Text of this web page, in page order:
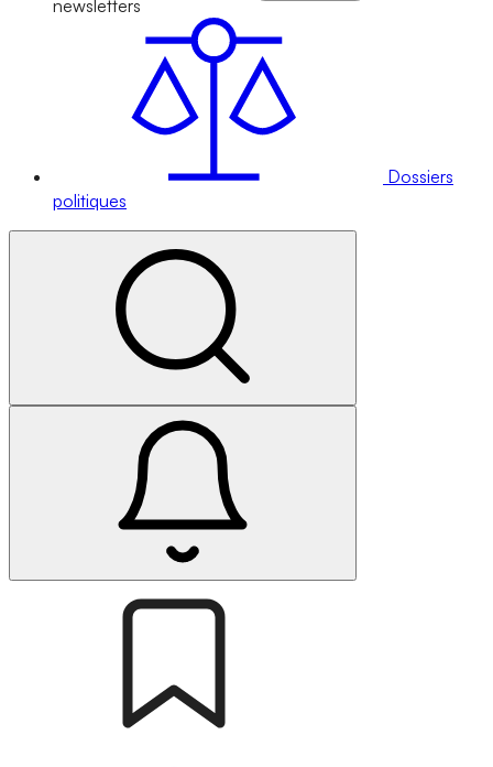
newsletters
Dossiers
politiques